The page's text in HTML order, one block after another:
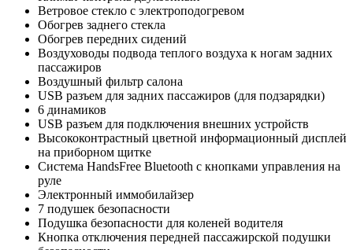
Ветровое стекло с электроподогревом
Обогрев заднего стекла
Обогрев передних сидений
Воздуховоды подвода теплого воздуха к ногам задних
пассажиров
Воздушный фильтр салона
USB разъем для задних пассажиров (для подзарядки)
6 динамиков
USB разъем для подключения внешних устройств
Высококонтрастный цветной информационный дисплей
на приборном щитке
Система HandsFree Bluetooth с кнопками управления на
руле
Электронный иммобилайзер
7 подушек безопасности
Подушка безопасности для коленей водителя
Кнопка отключения передней пассажирской подушки